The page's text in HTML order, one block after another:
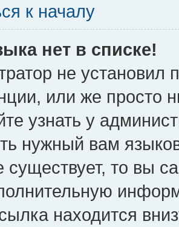
к началу
нет в списке!
не установил
или же просто
узнать у
нужный вам
существует, то вы
находится